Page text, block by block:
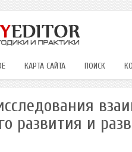
КАРТА САЙТА ПОИСК
развития и